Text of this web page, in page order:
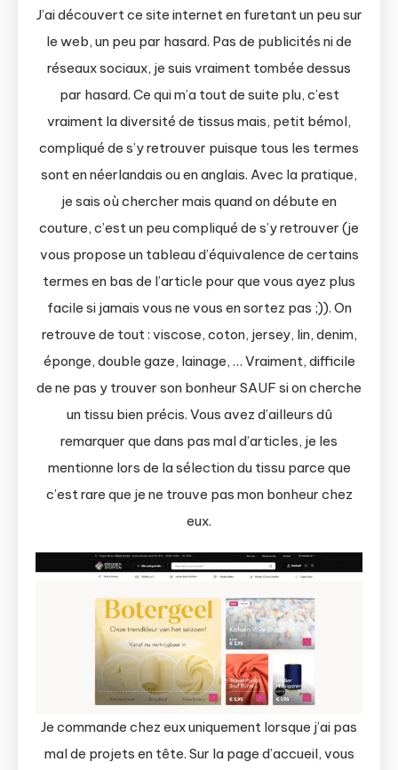
J’ai découvert ce site internet en furetant un peu sur
le web, un peu par hasard. Pas de publicités ni de
réseaux sociaux, je suis vraiment tombée dessus
par hasard. Ce qui m’a tout de suite plu, c’est
vraiment la diversité de tissus mais, petit bémol,
compliqué de s’y retrouver puisque tous les termes
sont en néerlandais ou en anglais. Avec la pratique,
je sais où chercher mais quand on débute en
couture, c’est un peu compliqué de s’y retrouver (je
vous propose un tableau d’équivalence de certains
termes en bas de l’article pour que vous ayez plus
facile si jamais vous ne vous en sortez pas ;)). On
retrouve de tout : viscose, coton, jersey, lin, denim,
éponge, double gaze, lainage, … Vraiment, difficile
de ne pas y trouver son bonheur SAUF si on cherche
un tissu bien précis. Vous avez d’ailleurs dû
remarquer que dans pas mal d’articles, je les
mentionne lors de la sélection du tissu parce que
c’est rare que je ne trouve pas mon bonheur chez
eux.
Je commande chez eux uniquement lorsque j’ai pas
mal de projets en tête. Sur la page d’accueil, vous